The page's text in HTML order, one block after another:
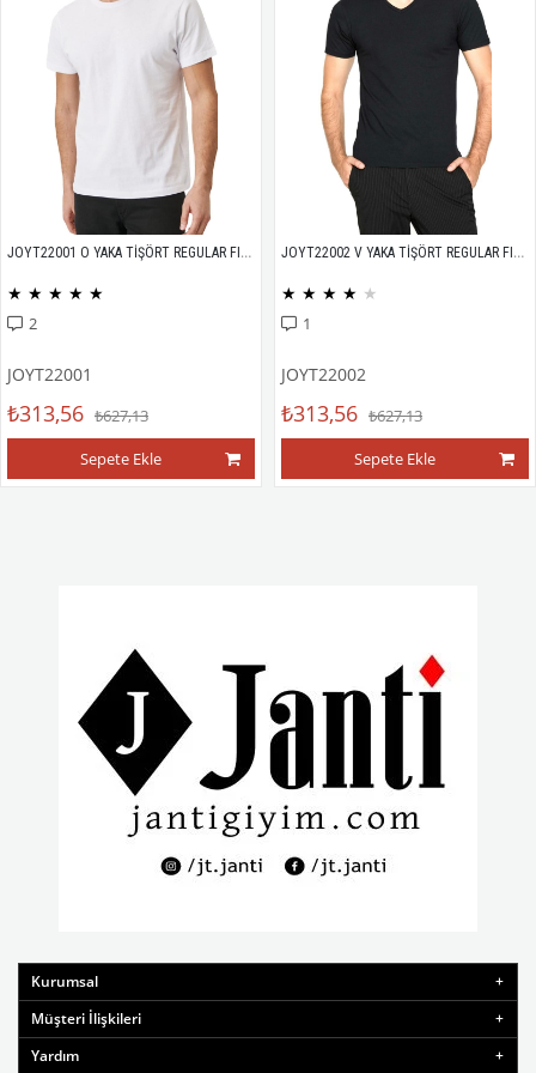
JOYT22001 O YAKA TİŞÖRT REGULAR FIT %100 PAMUK COMPACK PENYE
★ ★ ★ ★ ★
2
JOYT22001
₺313,56 ₺627,13
Sepete Ekle
JOYT22002 V YAKA TİŞÖRT REGULAR FIT %100 PAMUK COMPACK PENYE
★ ★ ★ ★ ★
1
JOYT22002
₺313,56 ₺627,13
Sepete Ekle
Kurumsal
Müşteri İlişkileri
Yardım